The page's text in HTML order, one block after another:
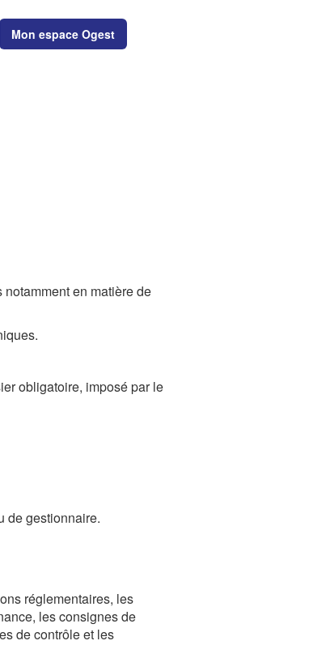
Mon espace Ogest
en matière de
obligatoire, imposé par le
de gestionnaire.
réglementaires, les
les consignes de
de contrôle et les